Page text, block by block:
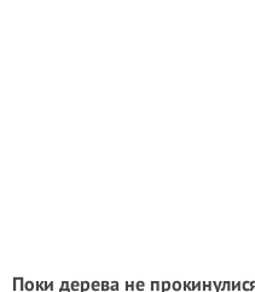
Поки дерева не